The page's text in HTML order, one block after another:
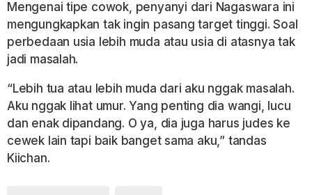
Mengenai tipe cowok, penyanyi dari Nagaswara ini
mengungkapkan tak ingin pasang target tinggi. Soal
perbedaan usia lebih muda atau usia di atasnya tak
jadi masalah.
“Lebih tua atau lebih muda dari aku nggak masalah.
Aku nggak lihat umur. Yang penting dia wangi, lucu
dan enak dipandang. O ya, dia juga harus judes ke
cewek lain tapi baik banget sama aku,” tandas
Kiichan.